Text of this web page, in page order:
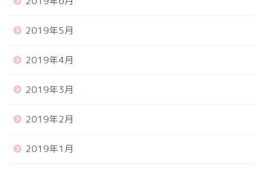
2019年5月
2019年4月
2019年3月
2019年2月
2019年1月